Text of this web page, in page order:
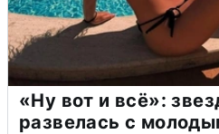
«Ну вот и всё»:
развелась с